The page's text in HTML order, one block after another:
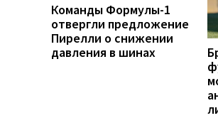
Команды Формулы-1
отвергли предложение
Пирелли о снижении
давления в шинах